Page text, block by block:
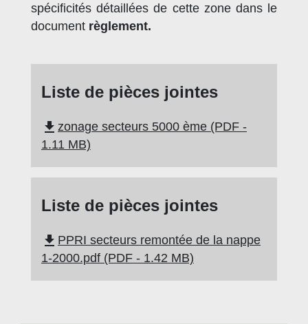
spécificités détaillées de cette zone dans le
document règlement.
Liste de pièces jointes
file_download zonage secteurs 5000 ème (PDF -
1.11 MB)
Liste de pièces jointes
file_download PPRI secteurs remontée de la nappe
1-2000.pdf (PDF - 1.42 MB)